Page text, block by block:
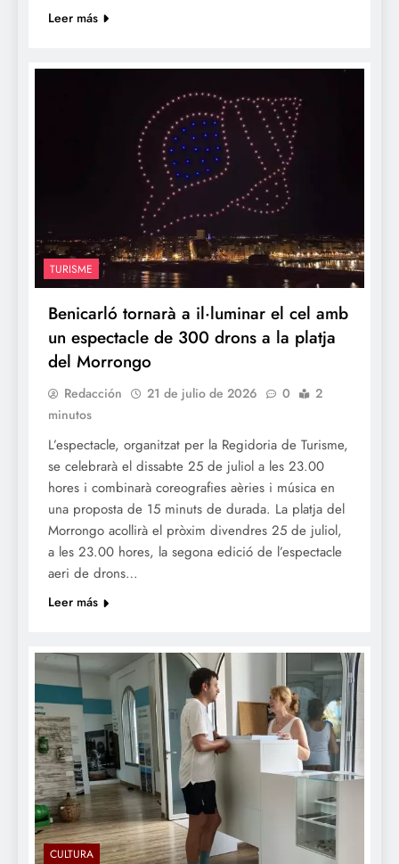
Leer más
TURISME
Benicarló tornarà a il·luminar el cel amb
un espectacle de 300 drons a la platja
del Morrongo
Redacción 21 de julio de 2026 0
2
minutos
L’espectacle, organitzat per la Regidoria de Turisme,
se celebrarà el dissabte 25 de juliol a les 23.00
hores i combinarà coreografies aèries i música en
una proposta de 15 minuts de durada. La platja del
Morrongo acollirà el pròxim divendres 25 de juliol,
a les 23.00 hores, la segona edició de l’espectacle
aeri de drons…
Leer más
CULTURA